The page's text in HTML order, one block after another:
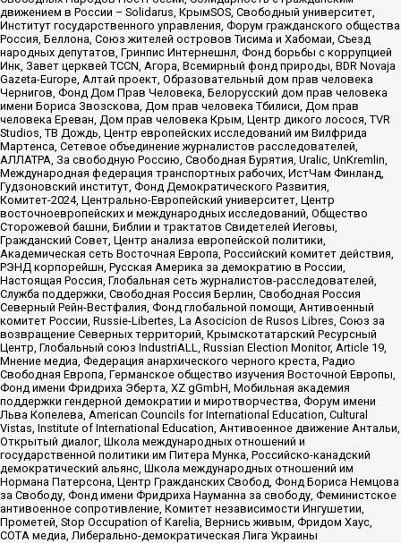
движением в России – Solidarus, КрымSOS, Свободный университет,
Институт государственного управления, Форум гражданского общества
Россия, Беллона, Союз жителей островов Тисима и Хабомаи, Съезд
народных депутатов, Гринпис Интернешнл, Фонд борьбы с коррупцией
Инк, Завет церквей TCCN, Агора, Всемирный фонд природы, BDR Novaja
Gazeta-Europe, Алтай проект, Образовательный дом прав человека
Чернигов, Фонд Дом Прав Человека, Белорусский дом прав человека
имени Бориса Звозскова, Дом прав человека Тбилиси, Дом прав
человека Ереван, Дом прав человека Крым, Центр дикого лосося, TVR
Studios, ТВ Дождь, Центр европейских исследований им Вилфрида
Мартенса, Сетевое объединение журналистов расследователей,
АЛЛАТРА, За свободную Россию, Свободная Бурятия, Uralic, UnKremlin,
Международная федерация транспортных рабочих, ИстЧам Финланд,
Гудзоновский институт, Фонд Демократического Развития,
Комитет-2024, Центрально-Европейский университет, Центр
восточноевропейских и международных исследований, Общество
Сторожевой башни, Библии и трактатов Свидетелей Иеговы,
Гражданский Совет, Центр анализа европейской политики,
Академическая сеть Восточная Европа, Российский комитет действия,
РЭНД корпорейшн, Русская Америка за демократию в России,
Настоящая Россия, Глобальная сеть журналистов-расследователей,
Служба поддержки, Свободная Россия Берлин, Свободная Россия
Северный Рейн-Вестфалия, Фонд глобальной помощи, Антивоенный
комитет России, Russie-Libertes, La Asocicion de Rusos Libres, Союз за
возвращение Северных территорий, Крымскотатарский Ресурсный
Центр, Глобальный союз IndustriALL, Russian Election Monitor, Article 19,
Мнение медиа, Федерация анархического черного креста, Радио
Свободная Европа, Германское общество изучения Восточной Европы,
Фонд имени Фридриха Эберта, XZ gGmbH, Мобильная академия
поддержки гендерной демократии и миротворчества, Форум имени
Льва Копелева, American Councils for International Education, Cultural
Vistas, Institute of International Education, Антивоенное движение Антальи,
Открытый диалог, Школа международных отношений и
государственной политики им Питера Мунка, Российско-канадский
демократический альянс, Школа международных отношений им
Нормана Патерсона, Центр Гражданских Свобод, Фонд Бориса Немцова
за Свободу, Фонд имени Фридриха Науманна за свободу, Феминистское
антивоенное сопротивление, Комитет независимости Ингушетии,
Прометей, Stop Occupation of Karelia, Вернись живым, Фридом Хаус,
СОТА медиа, Либерально-демократическая Лига Украины